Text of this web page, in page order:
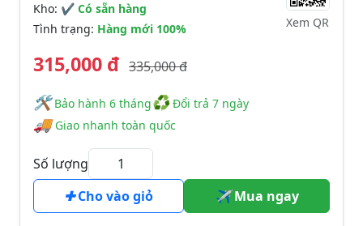
Kho: ✔ Có sẵn hàng
Tình trạng: Hàng mới 100% Xem QR
315,000 đ 335,000 đ
🛠️️ Bảo hành 6 tháng♻Đổi trả 7 ngày
🚚Giao nhanh toàn quốc
Số lượng
Cho vào giỏ
Mua ngay